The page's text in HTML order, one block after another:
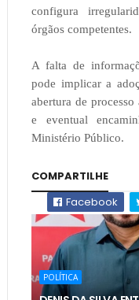
configura
órgãos competentes.
A falta de
pode implicar a
abertura de
e eventual
Ministério Público.
COMPARTILHE
Facebook
POLÍTICA